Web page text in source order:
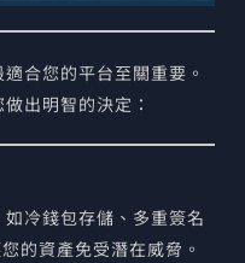
合您的平台至關重要。
出明智的決定：
冷錢包存儲、多重簽名
的資產免受潛在威脅。